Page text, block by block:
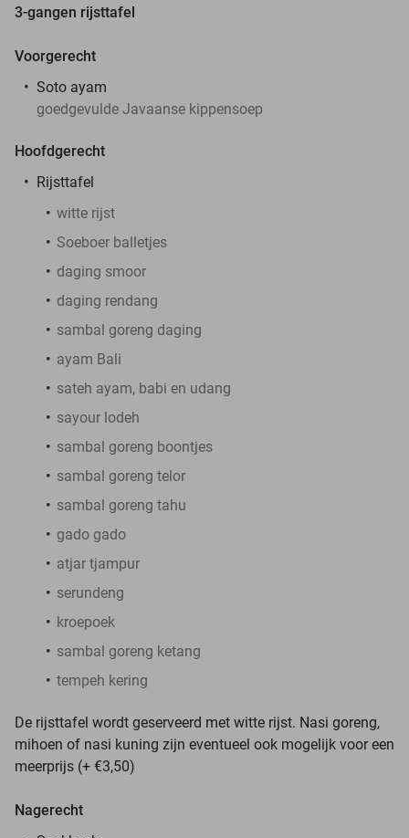
3-gangen rijsttafel
Voorgerecht
Soto ayam
goedgevulde Javaanse kippensoep
Hoofdgerecht
Rijsttafel
witte rijst
Soeboer balletjes
daging smoor
daging rendang
sambal goreng daging
ayam Bali
sateh ayam, babi en udang
sayour lodeh
sambal goreng boontjes
sambal goreng telor
sambal goreng tahu
gado gado
atjar tjampur
serundeng
kroepoek
sambal goreng ketang
tempeh kering
De rijsttafel wordt geserveerd met witte rijst. Nasi goreng,
mihoen of nasi kuning zijn eventueel ook mogelijk voor een
meerprijs (+ €3,50)
Nagerecht